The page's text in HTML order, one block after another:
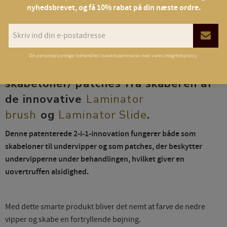
skabeloner/ patches fra skaberen af
de innovative Laminator
brush og Laminator Slide.
Denne patenterede 2-i-1-innovation fungerer både som
skabeloner til undervipper og som patches, der beskytter
undervipperne under behandlingen, hvilket giver en
uovertruffen alsidighed.
Med dette smarte produkt bliver det nemt at farve de nedre
vipper og skabe en fortryllende bøjning.
nyhedsbrevet, og få 10% rabat på din næste ordre.
Din personoplysninger behandlet i overensstemmelse med vores integritetspolicy.